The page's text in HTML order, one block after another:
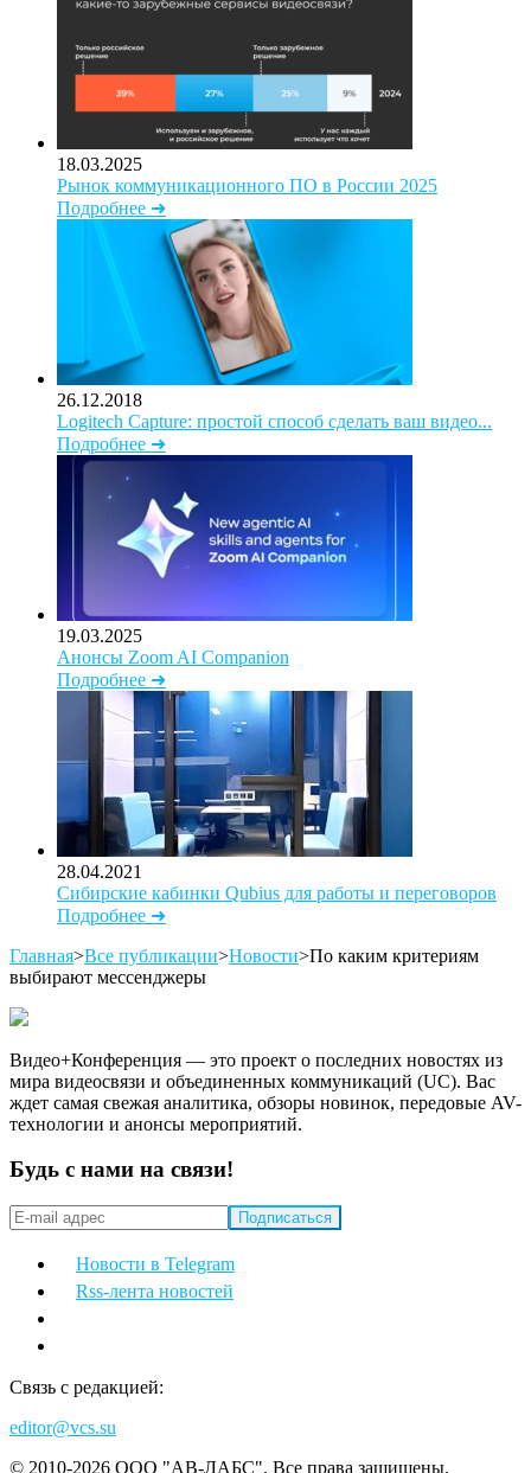
18.03.2025
Рынок коммуникационного ПО в России 2025
Подробнее ➜
26.12.2018
Logitech Capture: простой способ сделать ваш видео...
Подробнее ➜
19.03.2025
Анонсы Zoom AI Companion
Подробнее ➜
28.04.2021
Сибирские кабинки Qubius для работы и переговоров
Подробнее ➜
Главная>Все публикации>Новости>По каким критериям
выбирают мессенджеры
Видео+Конференция — это проект о последних новостях из
мира видеосвязи и объединенных коммуникаций (UC). Вас
ждет самая свежая аналитика, обзоры новинок, передовые AV-
технологии и анонсы мероприятий.
Будь с нами на связи!
Новости в Telegram
Rss-лента новостей
Связь с редакцией:
editor@vcs.su
© 2010-2026 ООО "АВ-ЛАБС". Все права защищены.